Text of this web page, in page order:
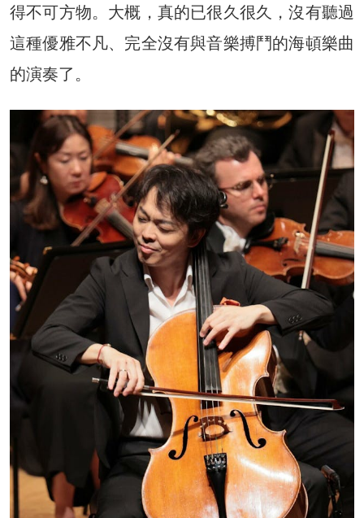
得不可方物。大概，真的已很久很久，沒有聽過
這種優雅不凡、完全沒有與音樂搏鬥的海頓樂曲
的演奏了。